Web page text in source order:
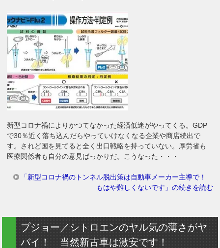
新型コロナ禍によりかつてなかった経済低迷がやってくる。GDP
で30％近く落ち込んだらやっていけなくなる企業や商店続出で
す。されど国を見てると全く出口戦略を持っていない。厚労省も
医療関係者も自分の意見ばっかりだ。こうなった・・・
「新型コロナ禍のトンネル脱出策は自動車メーカー主導で！
もはや難しくないです」の続きを読む
プジョー／シトロエンのヤル気の薄さがヤ
バイ！ 当然新古車は激安です！